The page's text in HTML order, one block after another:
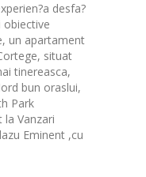
desfa?
obiective
un apartament
situat
tinereasca,
bun oraslui,
Park
la Vanzari
Eminent ,cu